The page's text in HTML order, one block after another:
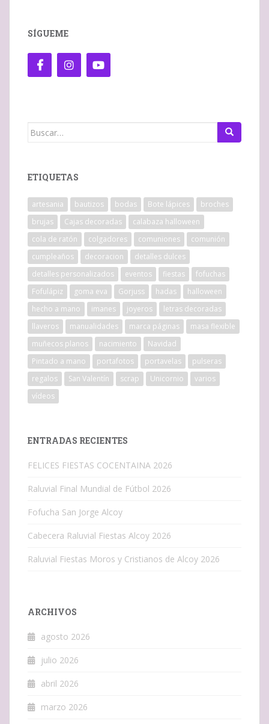
SÍGUEME
Buscar:
ETIQUETAS
artesania bautizos bodas Bote lápices
broches
brujas
Cajas decoradas
calabaza halloween
cola de ratón
colgadores comuniones
comunión
cumpleaños
decoracion
detalles dulces
detalles personalizados
eventos fiestas
fofuchas
Fofulápiz
goma eva Gorjuss hadas
halloween
hecho a mano
imanes joyeros
letras decoradas
llaveros
manualidades marca páginas
masa flexible
muñecos planos
nacimiento
Navidad
Pintado a mano
portafotos portavelas
pulseras
regalos
San Valentín scrap Unicornio
varios
vídeos
ENTRADAS RECIENTES
FELICES FIESTAS COCENTAINA 2026
Raluvial Final Mundial de Fútbol 2026
Fofucha San Jorge Alcoy
Cabecera Raluvial Fiestas Alcoy 2026
Raluvial Fiestas Moros y Cristianos de Alcoy 2026
ARCHIVOS
agosto 2026
julio 2026
abril 2026
marzo 2026